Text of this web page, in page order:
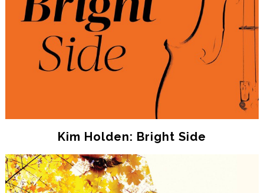
Kim Holden: Bright Side